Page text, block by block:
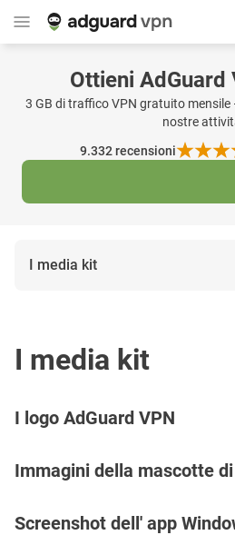
Ottieni AdGuard
3 GB di traffico VPN gratuito
nostre
9.332recensioni
I media kit
I media kit
I logo AdGuard VPN
Immagini della mascotte
Screenshot dell' app